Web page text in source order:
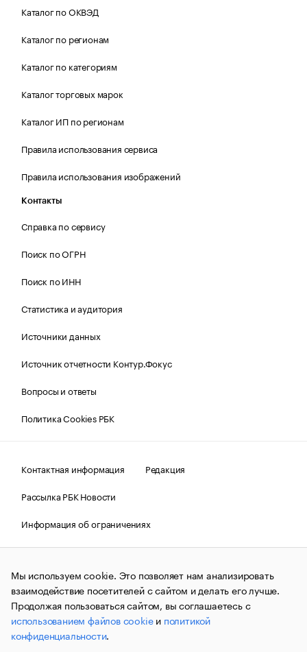
Каталог по ОКВЭД
Каталог по регионам
Каталог по категориям
Каталог торговых марок
Каталог ИП по регионам
Правила использования сервиса
Правила использования изображений
Контакты
Справка по сервису
Поиск по ОГРН
Поиск по ИНН
Статистика и аудитория
Источники данных
Источник отчетности Контур.Фокус
Вопросы и ответы
Политика Cookies РБК
Контактная информация
Редакция
Рассылка РБК Новости
Информация об ограничениях
Правовая информация
О соблюдении авторских прав
© АО «РОСБИЗНЕСКОНСАЛТИНГ»,1995–2026.Сообщения
и материалы информационного агентства «РБК»
(зарегистрировано Федеральной службой по надзору в сфере
связи, информационных технологий и массовых
коммуникаций (Роскомнадзор) 09.12.2015 за номером ИА
№ФС77-63848) сопровождаются пометкой «РБК». Отдельные
публикации могут содержать информацию,
Мы используем cookie. Это позволяет нам анализировать
взаимодействие посетителей с сайтом и делать его лучше.
Продолжая пользоваться сайтом, вы соглашаетесь с
использованием файлов cookieи политикой
конфиденциальности.